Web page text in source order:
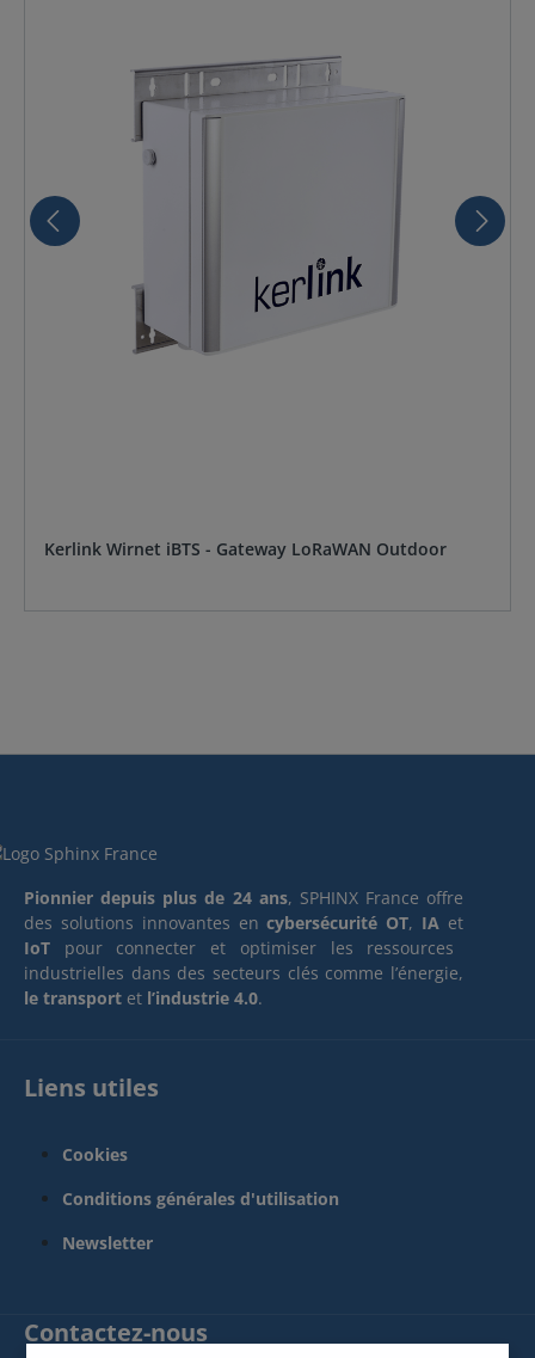
Kerlink Wirnet iBTS - Gateway LoRaWAN Outdoor
Pionnier depuis plus de 24 ans, SPHINX France offre
des solutions innovantes encybersécurité OT, IA et
IoT pour connecter et optimiser les ressources
industrielles dans des secteurs clés comme l’énergie,
le transport et l’industrie 4.0.
Liens utiles
Cookies
Conditions générales d'utilisation
Newsletter
Contactez-nous